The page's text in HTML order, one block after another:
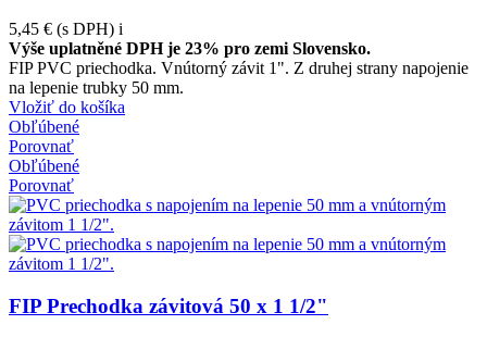
5,45 € (s DPH) i
Výše uplatněné DPH je 23% pro zemi Slovensko.
FIP PVC priechodka. Vnútorný závit 1". Z druhej strany napojenie
na lepenie trubky 50 mm.
Vložiť do košíka
Obľúbené
Porovnať
Obľúbené
Porovnať
FIP Prechodka závitová 50 x 1 1/2"